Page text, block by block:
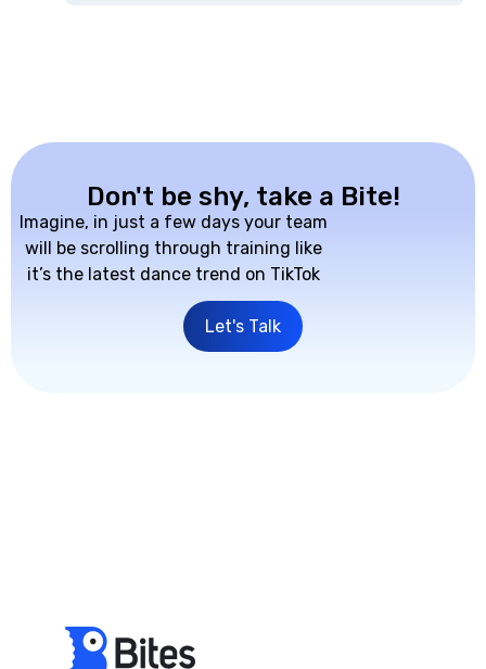
Don't be shy, take a Bite!
Imagine, in just a few days your team
will be scrolling through training like
it’s the latest dance trend on TikTok
Let's Talk